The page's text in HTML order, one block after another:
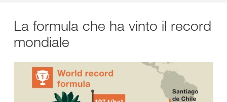
La formula che ha vinto il record
mondiale